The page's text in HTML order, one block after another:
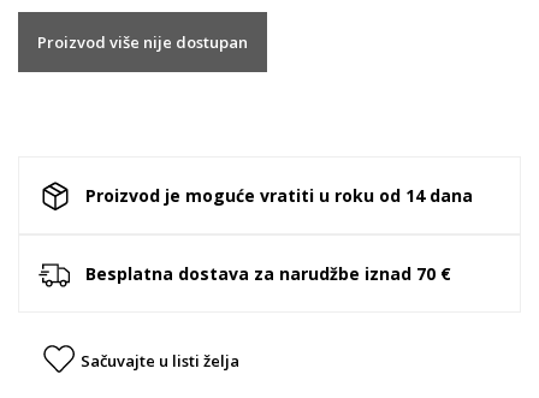
Proizvod više nije dostupan
Proizvod je moguće vratiti u roku od 14 dana
Besplatna dostava za narudžbe iznad 70 €
Sačuvajte u listi želja